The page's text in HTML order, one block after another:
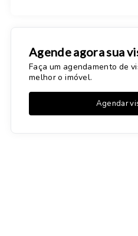
Agende agora sua
Faça um agendamento de
melhor o imóvel.
Agendar